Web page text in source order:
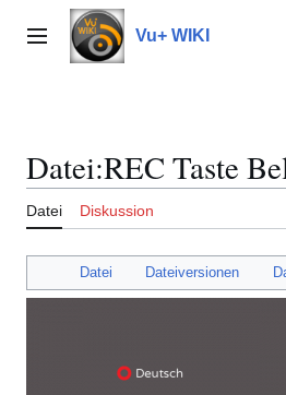
Inhalt
springenHauptmenü Vu+ WIKI
Datei:REC Taste
Datei Diskussion
Datei Dateiversionen